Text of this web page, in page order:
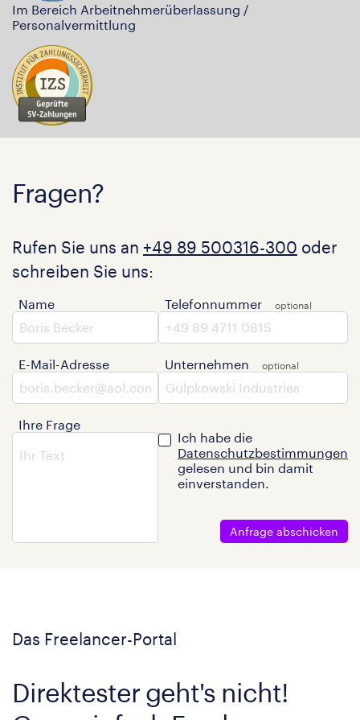
Im Bereich Arbeitnehmerüberlassung /
Personalvermittlung
Fragen?
Rufen Sie uns an +49 89 500316-300 oder
schreiben Sie uns:
Name
E-Mail-Adresse
Ihre Frage
Telefonnummer
Unternehmen
Ich habe die
Datenschutzbestimmungen
gelesen und bin damit
einverstanden.
Anfrage abschicken
Das Freelancer-Portal
Direktester geht's nicht!